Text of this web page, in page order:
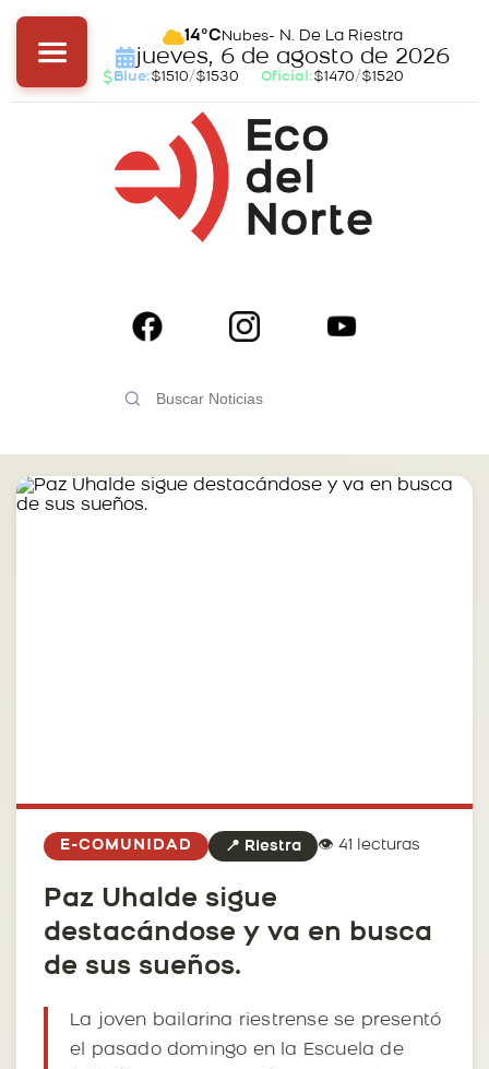
14°C Nubes- N. De La Riestra
jueves, 6 de agosto de 2026
Blue:$1510/$1530 Oficial:$1470/$1520
E-COMUNIDAD 📍 Riestra 👁️ 41 lecturas
Paz Uhalde sigue
destacándose y va en busca
de sus sueños.
La joven bailarina riestrense se presentó
el pasado domingo en la Escuela de